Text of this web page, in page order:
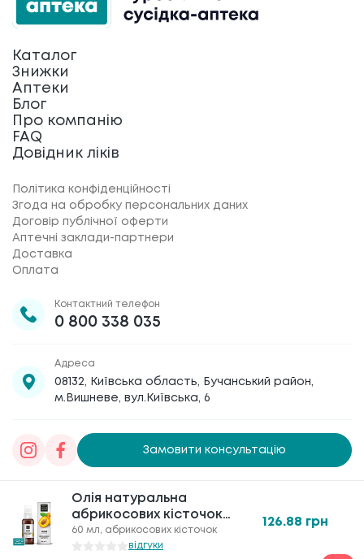
Олія натуральна
абрикосових кісточок
60мл
60 мл, абрикосових кісточок
відгуки
126.88 грн
Олія натуральна
абрикосових кісточок
60мл
60 мл, абрикосових кісточок
відгуки
126.88 грн
Каталог
Знижки
Аптеки
Блог
Про компанію
FAQ
Довідник ліків
Політика конфіденційності
Згода на обробку персональних даних
Договір публічної оферти
Аптечні заклади-партнери
Доставка
Оплата
Контактний телефон
0 800 338 035
Адреса
08132, Київська область, Бучанський район,
м.Вишневе, вул.Київська, 6
Замовити консультацію
Товариство з обмеженою відповідальністю
«Галафарм», код ЄДРПОУ 30886474 © 2020-2026